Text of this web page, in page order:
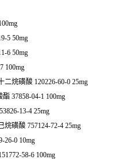
5 50mg
6 50mg
100mg
二烷磺酸 120226-60-0 25mg
37858-04-1 100mg
13-4 25mg
烷磺酸 757124-72-4 25mg
26-0 10mg
58-6 100mg